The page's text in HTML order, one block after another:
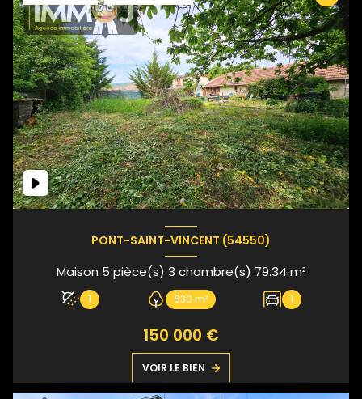
PONT-SAINT-VINCENT (54550)
Maison 5 pièce(s) 3 chambre(s) 79.34 m²
1 630 m² 1
150 000 €
VOIR LE BIEN